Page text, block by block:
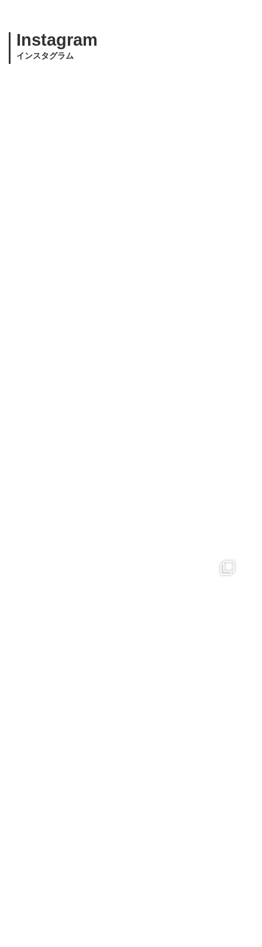
Instagram
インスタグラム